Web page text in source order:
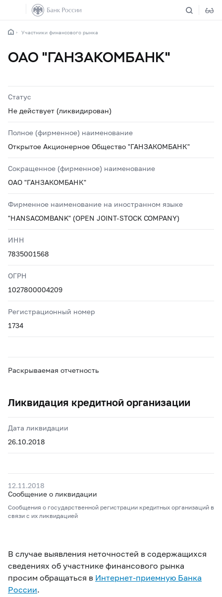
Участники финансового рынка
ОАО "ГАНЗАКОМБАНК"
Статус
Не действует (ликвидирован)
Полное (фирменное) наименование
Открытое Акционерное Общество "ГАНЗАКОМБАНК"
Сокращенное (фирменное) наименование
ОАО "ГАНЗАКОМБАНК"
Фирменное наименование на иностранном языке
"HANSACOMBANK" (OPEN JOINT-STOCK COMPANY)
ИНН
7835001568
ОГРН
1027800004209
Регистрационный номер
1734
Раскрываемая отчетность
Ликвидация кредитной организации
Дата ликвидации
26.10.2018
12.11.2018
Сообщение о ликвидации
Сообщения о государственной регистрации кредитных организаций в
связи с их ликвидацией
В случае выявления неточностей в содержащихся
сведениях об участнике финансового рынка
просим обращаться в Интернет-приемную Банка
России.